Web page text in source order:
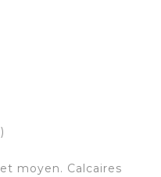
moyen. Calcaires